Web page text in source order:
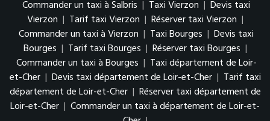
Commander un taxi à Salbris | Taxi Vierzon | Devis taxi
Vierzon | Tarif taxi Vierzon | Réserver taxi Vierzon |
Commander un taxi à Vierzon | Taxi Bourges | Devis taxi
Bourges | Tarif taxi Bourges | Réserver taxi Bourges |
Commander un taxi à Bourges | Taxi département de Loir-
et-Cher | Devis taxi département de Loir-et-Cher | Tarif taxi
département de Loir-et-Cher | Réserver taxi département de
Loir-et-Cher | Commander un taxi à département de Loir-et-